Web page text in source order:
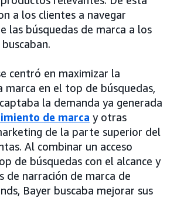
a los clientes a navegar
las búsquedas de marca a los
centró en maximizar la
marca en el top de búsquedas,
la demanda ya generada
de marca y otras
de la parte superior del
Al combinar un acceso
de búsquedas con el alcance y
de narración de marca de
Bayer buscaba mejorar sus